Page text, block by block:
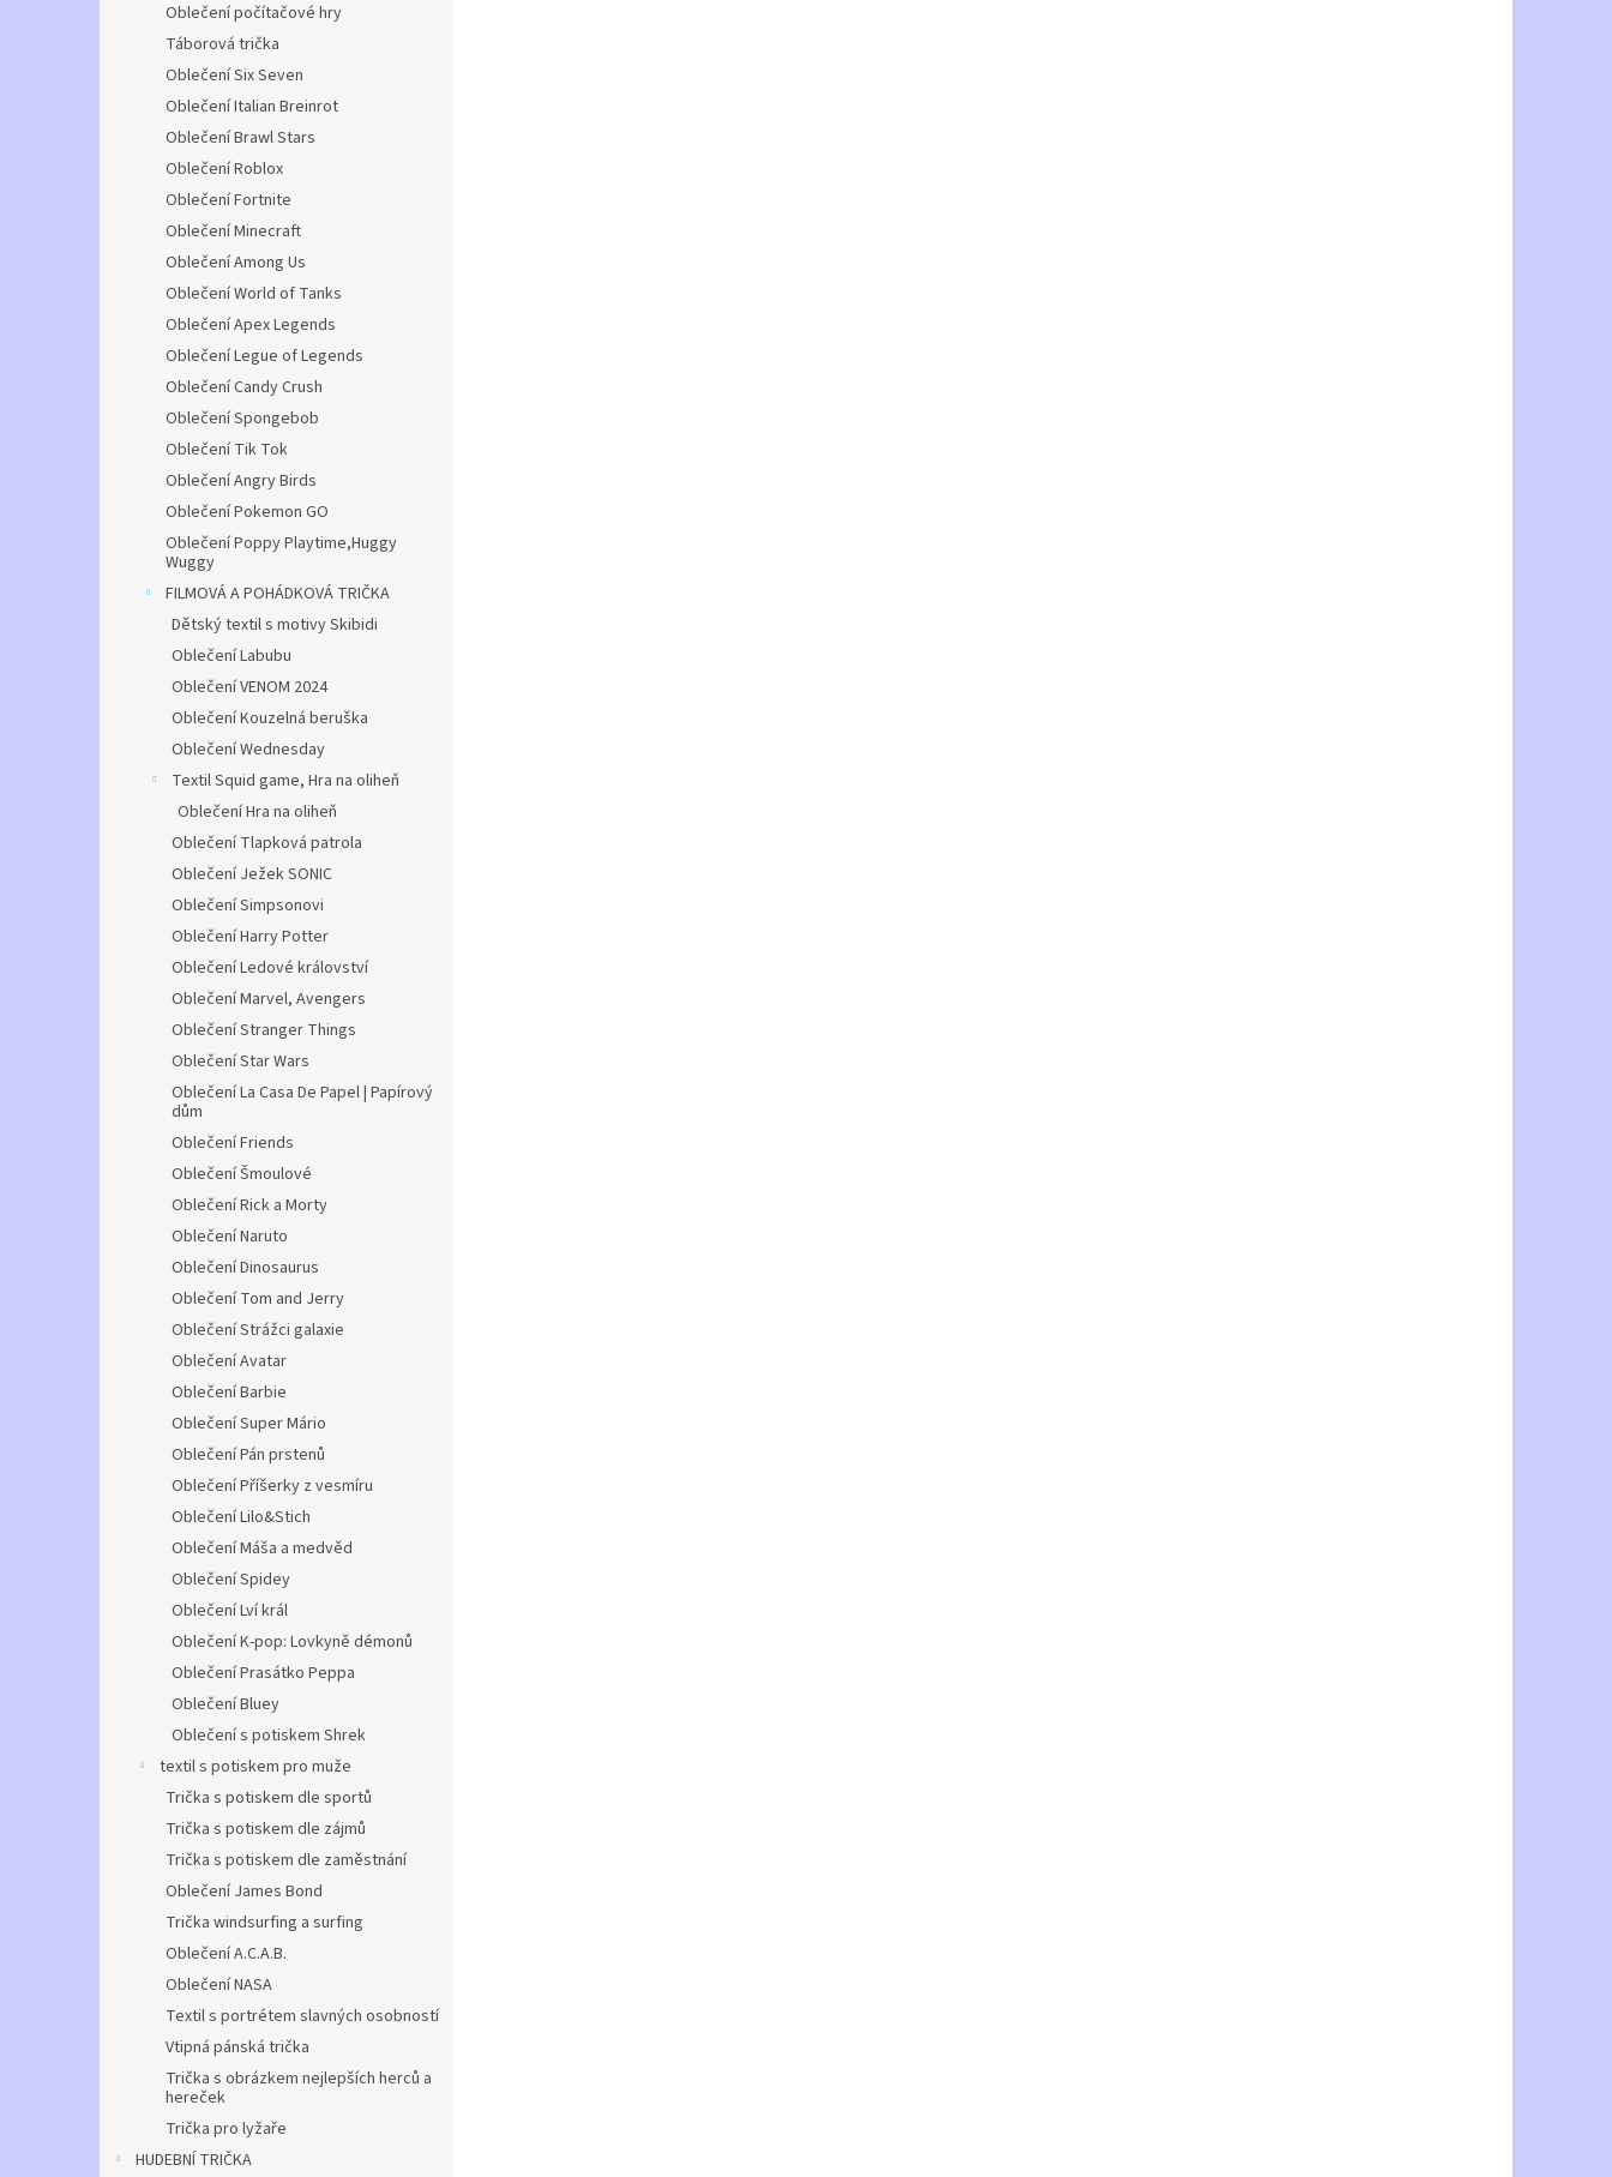
Oblečení počítačové hry
Táborová trička
Oblečení Six Seven
Oblečení Italian Breinrot
Oblečení Brawl Stars
Oblečení Roblox
Oblečení Fortnite
Oblečení Minecraft
Oblečení Among Us
Oblečení World of Tanks
Oblečení Apex Legends
Oblečení Legue of Legends
Oblečení Candy Crush
Oblečení Spongebob
Oblečení Tik Tok
Oblečení Angry Birds
Oblečení Pokemon GO
Oblečení Poppy Playtime,Huggy
Wuggy
FILMOVÁ A POHÁDKOVÁ TRIČKA
Dětský textil s motivy Skibidi
Oblečení Labubu
Oblečení VENOM 2024
Oblečení Kouzelná beruška
Oblečení Wednesday
Textil Squid game, Hra na oliheň
Oblečení Hra na oliheň
Oblečení Tlapková patrola
Oblečení Ježek SONIC
Oblečení Simpsonovi
Oblečení Harry Potter
Oblečení Ledové království
Oblečení Marvel, Avengers
Oblečení Stranger Things
Oblečení Star Wars
Oblečení La Casa De Papel | Papírový
dům
Oblečení Friends
Oblečení Šmoulové
Oblečení Rick a Morty
Oblečení Naruto
Oblečení Dinosaurus
Oblečení Tom and Jerry
Oblečení Strážci galaxie
Oblečení Avatar
Oblečení Barbie
Oblečení Super Mário
Oblečení Pán prstenů
Oblečení Příšerky z vesmíru
Oblečení Lilo&Stich
Oblečení Máša a medvěd
Oblečení Spidey
Oblečení Lví král
Oblečení K-pop: Lovkyně démonů
Oblečení Prasátko Peppa
Oblečení Bluey
Oblečení s potiskem Shrek
textil s potiskem pro muže
Trička s potiskem dle sportů
Trička s potiskem dle zájmů
Trička s potiskem dle zaměstnání
Oblečení James Bond
Trička windsurfing a surfing
Oblečení A.C.A.B.
Oblečení NASA
Textil s portrétem slavných osobností
Vtipná pánská trička
Trička s obrázkem nejlepších herců a
hereček
Trička pro lyžaře
HUDEBNÍ TRIČKA